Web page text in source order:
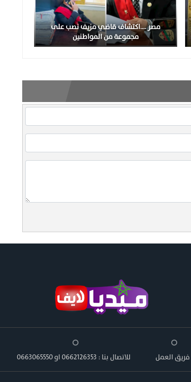
مصر ….اكتشاف قاضي مزيف نصب على
مجموعة من المواطنين
فريق العمل للاتصال بنا : 0662126353 او 0663065550